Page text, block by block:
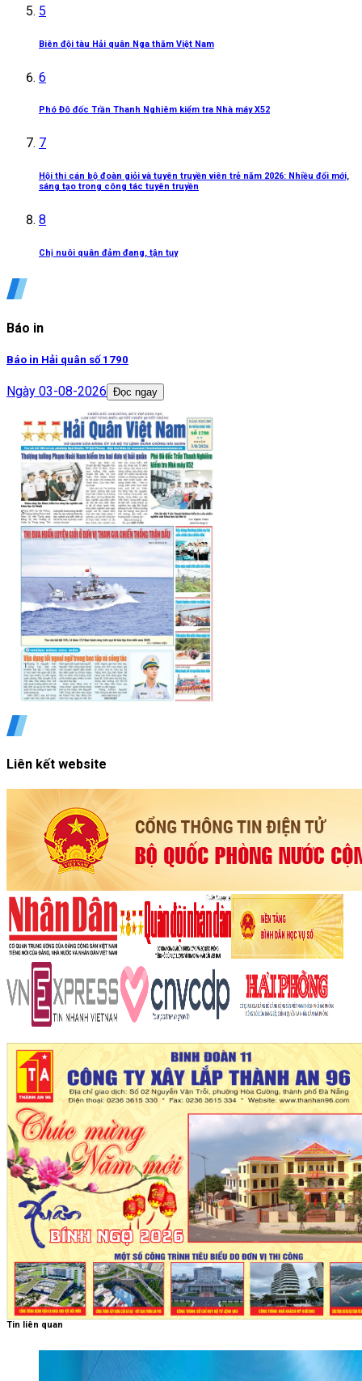
5
Biên đội tàu Hải quân Nga thăm Việt Nam
6
Phó Đô đốc Trần Thanh Nghiêm kiểm tra Nhà máy X52
7
Hội thi cán bộ đoàn giỏi và tuyên truyền viên trẻ năm 2026: Nhiều đổi mới,
sáng tạo trong công tác tuyên truyền
8
Chị nuôi quân đảm đang, tận tụy
Báo in
Báo in Hải quân số 1790
Ngày 03-08-2026 Đọc ngay
Liên kết website
Tin liên quan